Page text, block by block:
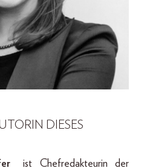
DIESES
ist Chefredakteurin der